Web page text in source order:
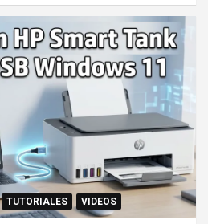
TUTORIALES VIDEOS